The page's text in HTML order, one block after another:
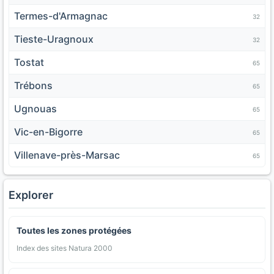
Termes-d'Armagnac 32
Tieste-Uragnoux 32
Tostat 65
Trébons 65
Ugnouas 65
Vic-en-Bigorre 65
Villenave-près-Marsac 65
Explorer
Toutes les zones protégées
Index des sites Natura 2000